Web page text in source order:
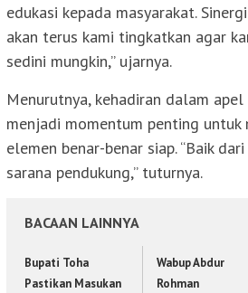
edukasi kepada masyarakat.
akan terus kami tingkatkan agar
sedini mungkin,” ujarnya.
Menurutnya, kehadiran dalam apel
menjadi momentum penting untuk
elemen benar-benar siap. “Baik
sarana pendukung,” tuturnya.
BACAAN LAINNYA
Bupati Toha
Pastikan Masukan
Wabup Abdur
Rohman